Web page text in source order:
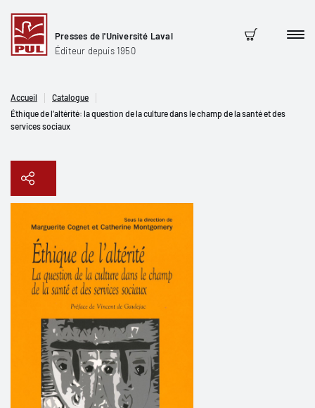
Presses de l'Université Laval
Éditeur depuis 1950
Panier
Accueil
Catalogue
Éthique de l’altérité: la question de la culture dans le champ de la santé et des
services sociaux